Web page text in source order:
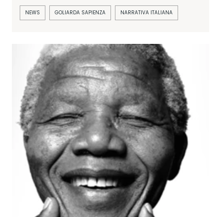
NEWS GOLIARDA SAPIENZA NARRATIVA ITALIANA